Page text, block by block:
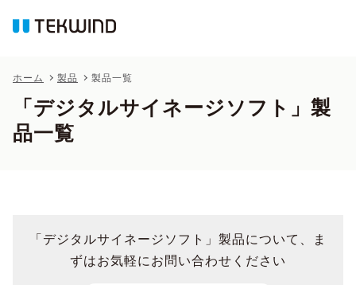
ホーム 製品 製品一覧
「デジタルサイネージソフト」製
品一覧
「デジタルサイネージソフト」製品について、ま
ずはお気軽にお問い合わせください